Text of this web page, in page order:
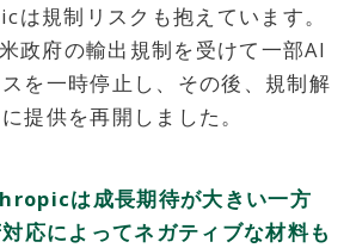
規制リスクも抱えています。
政府の輸出規制を受けて一部AI
を一時停止し、その後、規制解
提供を再開しました。
は成長期待が大きい一方
応によってネガティブな材料も